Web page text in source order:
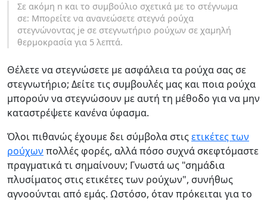
Σε ακόμη n και το συμβούλιο σχετικά με το στέγνωμα
σε: Μπορείτε να ανανεώσετε στεγνά ρούχα
στεγνώνοντας je σε στεγνωτήριο ρούχων σε χαμηλή
θερμοκρασία για 5 λεπτά.
Θέλετε να στεγνώσετε με ασφάλεια τα ρούχα σας σε
στεγνωτήριο; Δείτε τις συμβουλές μας και ποια ρούχα
μπορούν να στεγνώσουν με αυτή τη μέθοδο για να μην
καταστρέψετε κανένα ύφασμα.
Όλοι πιθανώς έχουμε δει σύμβολα στιςετικέτες των
ρούχων πολλές φορές, αλλά πόσο συχνά σκεφτόμαστε
πραγματικά τι σημαίνουν; Γνωστά ως "σημάδια
πλυσίματος στις ετικέτες των ρούχων", συνήθως
αγνοούνται από εμάς. Ωστόσο, όταν πρόκειται για το